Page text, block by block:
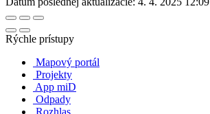
Rýchle prístupy
Mapový portál
Projekty
App miD
Odpady
Rozhlas